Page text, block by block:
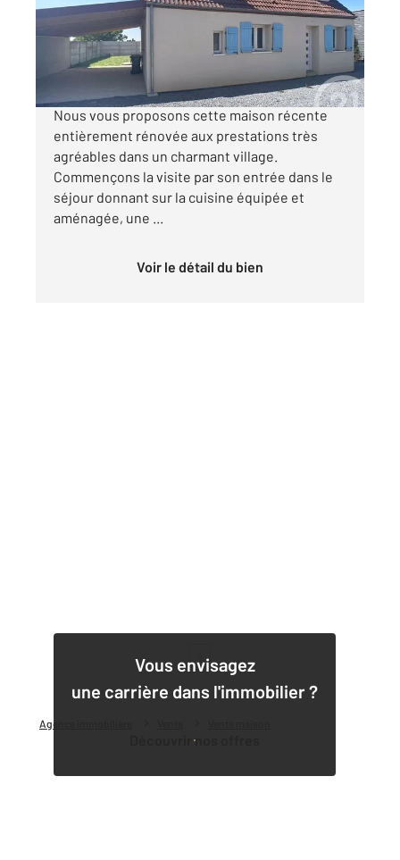
Agence immobilière
Maison à vendre
240 000 €
Secteur très proche de CHAUMONT EN VEXIN.
Nous vous proposons cette maison récente
entièrement rénovée aux prestations très
agréables dans un charmant village.
Commençons la visite par son entrée dans le
séjour donnant sur la cuisine équipée et
aménagée, une ...
Voir le détail du bien
Vous envisagez
une carrière dans l'immobilier ?
Découvrir nos offres